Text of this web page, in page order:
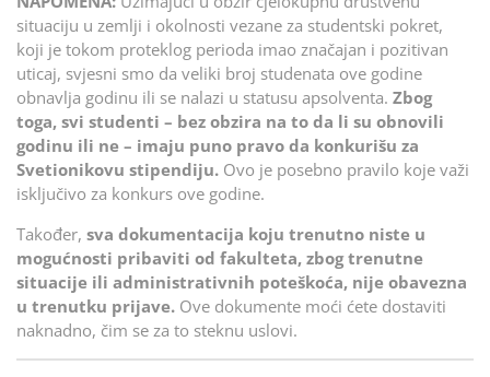
situaciju u zemlji i okolnosti vezane za studentski pokret,
koji je tokom proteklog perioda imao značajan i pozitivan
uticaj, svjesni smo da veliki broj studenata ove godine
obnavlja godinu ili se nalazi u statusu apsolventa. Zbog
toga, svi studenti – bez obzira na to da li su obnovili
godinu ili ne – imaju puno pravo da konkurišu za
Svetionikovu stipendiju. Ovo je posebno pravilo koje važi
isključivo za konkurs ove godine.
Također, sva dokumentacija koju trenutno niste u
mogućnosti pribaviti od fakulteta, zbog trenutne
situacije ili administrativnih poteškoća, nije obavezna
u trenutku prijave. Ove dokumente moći ćete dostaviti
naknadno, čim se za to steknu uslovi.